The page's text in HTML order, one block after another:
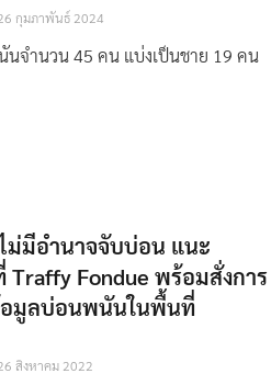
กุมภาพันธ์ 2024
จำนวน 45 คน แบ่งเป็นชาย 19 คน
ม่มีอำนาจจับบ่อน แนะ
Traffy Fondue พร้อมสั่งการ
อมูลบ่อนพนันในพื้นที่
สิงหาคม 2022